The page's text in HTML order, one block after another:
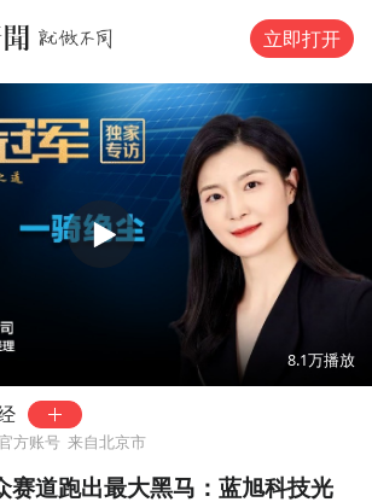
立即打开
16:05
8.1万播放
方账号 来自北京市
赛道跑出最大黑马：蓝旭科技光